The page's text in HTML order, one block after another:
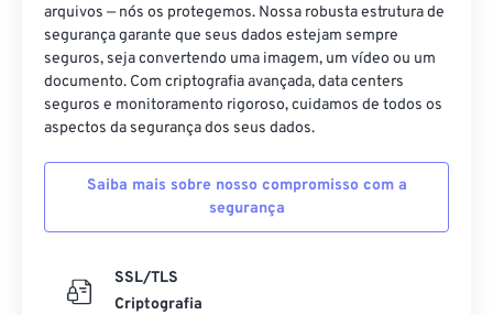
arquivos — nós os protegemos. Nossa robusta estrutura de
segurança garante que seus dados estejam sempre
seguros, seja convertendo uma imagem, um vídeo ou um
documento. Com criptografia avançada, data centers
seguros e monitoramento rigoroso, cuidamos de todos os
aspectos da segurança dos seus dados.
Saiba mais sobre nosso compromisso com a
segurança
SSL/TLS
Criptografia